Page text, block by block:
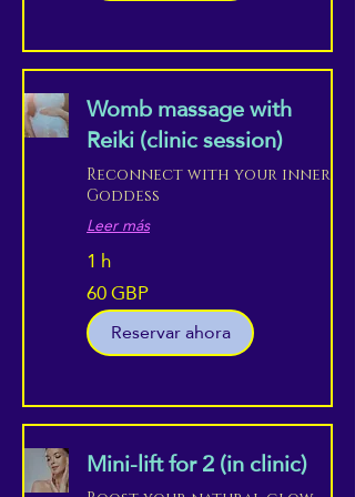
Womb massage with
Reiki (clinic session)
Reconnect with your inner
Goddess
Leer más
1 h
libras
esterlinas
60 GBP
Reservar ahora
Mini-lift for 2 (in clinic)